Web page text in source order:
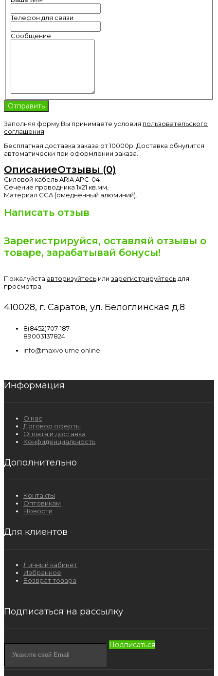
Телефон для связи
Сообщение
Заполняя форму Вы принимаете условия пользовательского
соглашения
Бесплатная доставка заказа от 10000р. Доставка обнулится
автоматически при оформлении заказа.
ОписаниеОтзывы (0)
Силовой кабель ARIA APC-04
Cечение проводника 1х21 кв.мм,
Mатериал CCA (омедненный алюминий).
Написать отзыв
Зарегистрируйся, оставляй отзывы о
товаре, зарабатывай бонусы!
Пожалуйста авторизуйтесь или зарегистрируйтесь для
просмотра
410028, г. Саратов, ул. Белоглинская д.8
8(8452)707-187
89003137824
info@maxvolume.online
Информация
О нас
Договор оферты
Оплата и доставка
Конфиденциальность
Дополнительно
Контакты
Оптовикам
Новости
Для клиентов
Личный кабинет
Избранное
Возврат товара
Подписаться на рассылку
Подписаться